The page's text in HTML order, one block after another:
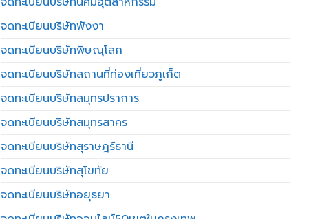
จดทะเบียนบริษัทพังงา
จดทะเบียนบริษัทพิษณุโลก
จดทะเบียนบริษัทสถานที่ท่องเที่ยวภูเก็ต
จดทะเบียนบริษัทสมุทรปราการ
จดทะเบียนบริษัทสมุทรสาคร
จดทะเบียนบริษัทสุราษฎร์ธานี
จดทะเบียนบริษัทสุโขทัย
จดทะเบียนบริษัทอยุธยา